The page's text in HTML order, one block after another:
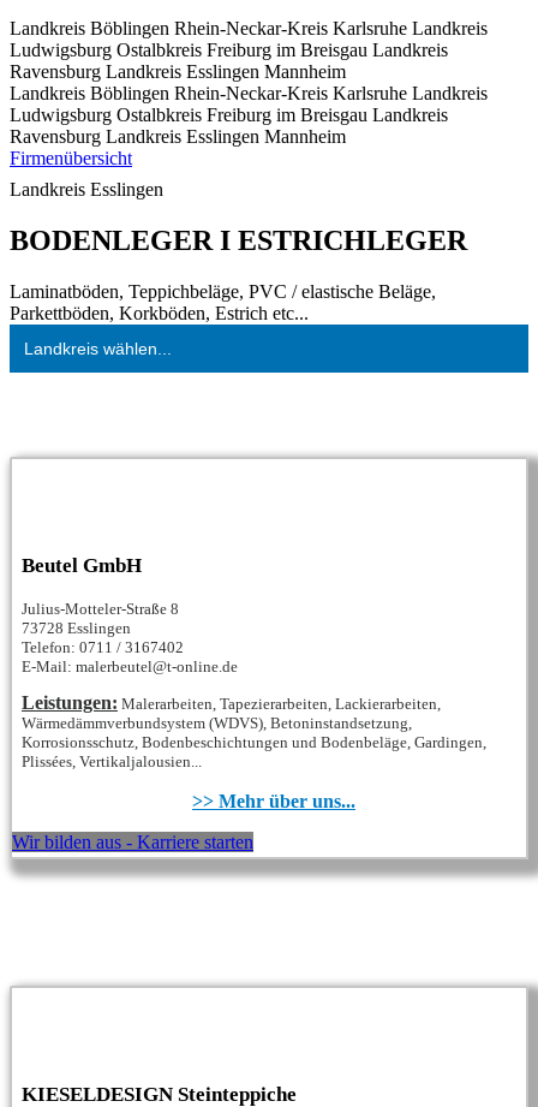
Landkreis Böblingen Rhein-Neckar-Kreis Karlsruhe Landkreis
Ludwigsburg Ostalbkreis Freiburg im Breisgau Landkreis
Ravensburg Landkreis Esslingen Mannheim
Landkreis Böblingen Rhein-Neckar-Kreis Karlsruhe Landkreis
Ludwigsburg Ostalbkreis Freiburg im Breisgau Landkreis
Ravensburg Landkreis Esslingen Mannheim
Firmenübersicht
Landkreis Esslingen
BODENLEGER I ESTRICHLEGER
Laminatböden, Teppichbeläge, PVC / elastische Beläge,
Parkettböden, Korkböden, Estrich etc...
Landkreis wählen...
Beutel GmbH
Julius-Motteler-Straße 8
73728 Esslingen
Telefon: 0711 / 3167402
E-Mail: malerbeutel@t-online.de
Leistungen: Malerarbeiten, Tapezierarbeiten, Lackierarbeiten,
Wärmedämmverbundsystem (WDVS), Betoninstandsetzung,
Korrosionsschutz, Bodenbeschichtungen und Bodenbeläge, Gardingen,
Plissées, Vertikaljalousien...
>> Mehr über uns...
Wir bilden aus - Karriere starten
KIESELDESIGN Steinteppiche